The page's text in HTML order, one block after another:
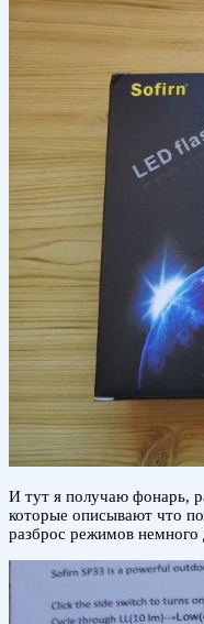
И тут я получаю фонарь,
которые описывают что
разброс режимов